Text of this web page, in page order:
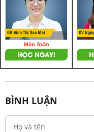
BÌNH LUẬN